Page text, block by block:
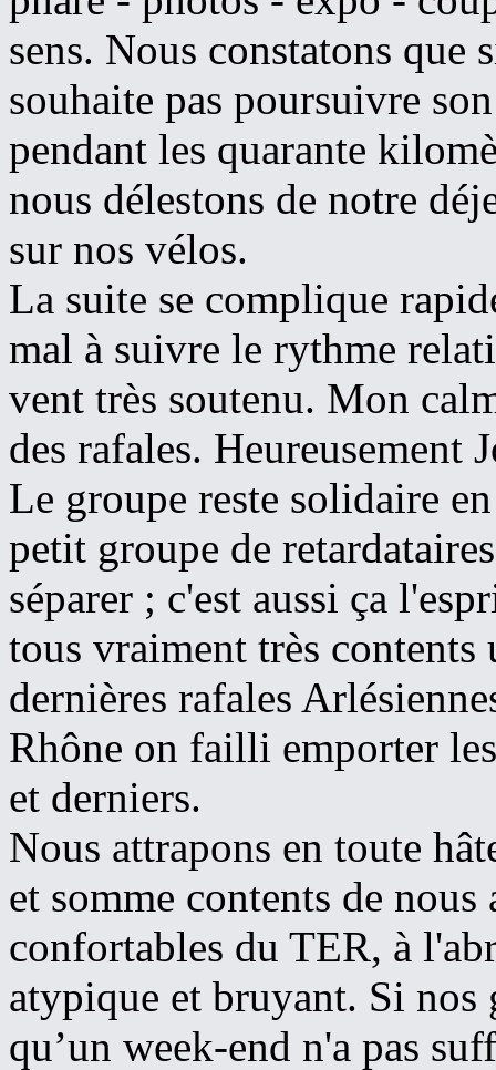
sens. Nous constatons
souhaite pas poursuivre
pendant les quarante
nous délestons de notre
sur nos vélos.
La suite se complique
mal à suivre le rythme
vent très soutenu. Mon
des rafales. Heureusement
Le groupe reste solidaire
petit groupe de
séparer ; c'est aussi ça
tous vraiment très contents
dernières rafales
Rhône on failli emporter
et derniers.
Nous attrapons en toute
et somme contents de nous
confortables du TER, à
atypique et bruyant. Si nos
qu’un week-end n'a pas